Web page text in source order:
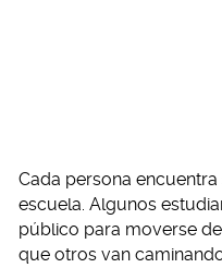
Cada persona
escuela. Algunos
público para moverse
que otros van